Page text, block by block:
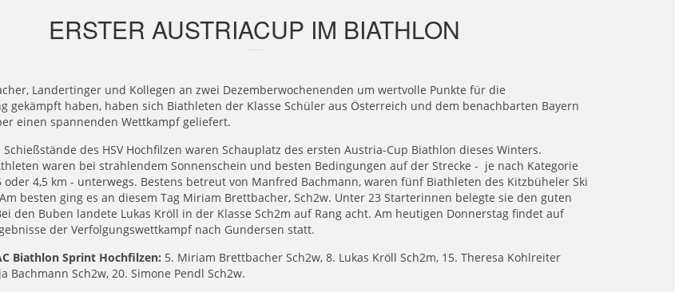
ERSTER AUSTRIACUP IM BIATHLON
Landertinger und Kollegen an zwei Dezemberwochenenden um wertvolle Punkte für die
gekämpft haben, haben sich Biathleten der Klasse Schüler aus Österreich und dem benachbarten Bayern
einen spannenden Wettkampf geliefert.
des HSV Hochfilzen waren Schauplatz des ersten Austria-Cup Biathlon dieses Winters.
waren bei strahlendem Sonnenschein und besten Bedingungen auf der Strecke - je nach Kategorie
oder 4,5 km - unterwegs. Bestens betreut von Manfred Bachmann, waren fünf Biathleten des Kitzbüheler Ski
besten ging es an diesem Tag Miriam Brettbacher, Sch2w. Unter 23 Starterinnen belegte sie den guten
den Buben landete Lukas Kröll in der Klasse Sch2m auf Rang acht. Am heutigen Donnerstag findet auf
der Verfolgungswettkampf nach Gundersen statt.
Biathlon Sprint Hochfilzen: 5. Miriam Brettbacher Sch2w, 8. Lukas Kröll Sch2m, 15. Theresa Kohlreiter
Bachmann Sch2w, 20. Simone Pendl Sch2w.